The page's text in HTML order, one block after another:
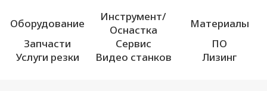
Оборудование
Инструмент/
Оснастка
Материалы
Запчасти
Сервис
ПО
Услуги резки
Видео станков Лизинг